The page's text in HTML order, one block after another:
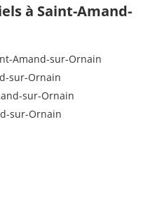
à Saint-Amand-
Amand-sur-Ornain
sur-Ornain
sur-Ornain
sur-Ornain